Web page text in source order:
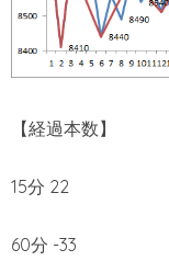
【経過本数】
15分 22
60分 -33